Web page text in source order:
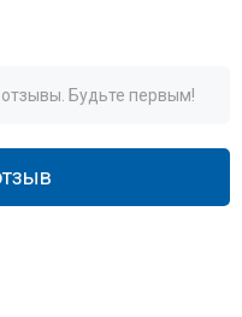
Будьте первым!